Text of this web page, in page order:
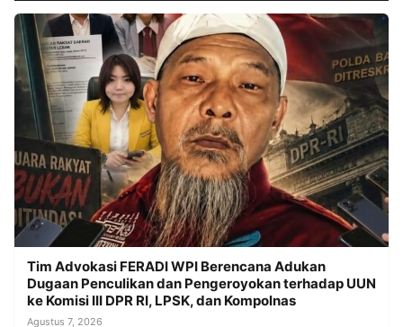
Tim Advokasi FERADI WPI Berencana Adukan
Dugaan Penculikan dan Pengeroyokan terhadap UUN
ke Komisi III DPR RI, LPSK, dan Kompolnas
Agustus 7, 2026